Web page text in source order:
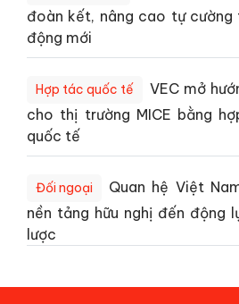
đoàn kết, nâng cao tự cường
động mới
Hợp tác quốc tế
VEC mở
cho thị trường MICE bằng
quốc tế
Đối ngoại
Quan hệ Việt
nền tảng hữu nghị đến động
lược